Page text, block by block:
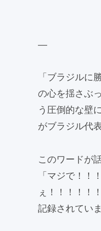
—
「ブラジルに
の心を揺さぶ
う圧倒的な壁
がブラジル代
このワードが
「マジで！！
ぇ！！！！！
記録されていま